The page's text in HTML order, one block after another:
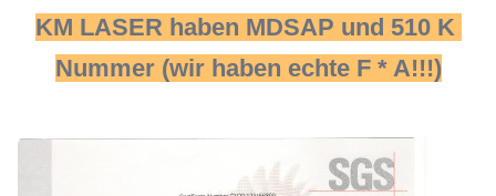
KM LASER haben MDSAP und 510 K
Nummer (wir haben echte F * A!!!)